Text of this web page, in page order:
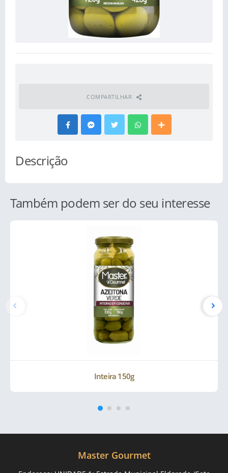
COMPARTILHAR
Descrição
Também podem ser do seu interesse
Inteira 150g
Master Gourmet